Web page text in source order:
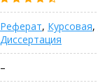
Реферат, Курсовая,
Диссертация
–